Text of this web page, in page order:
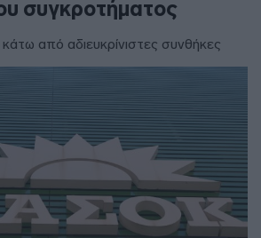
συγκροτήματος
από αδιευκρίνιστες συνθήκες